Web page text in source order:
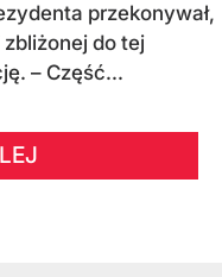
przekonywał,
zbliżonej do tej
– Część...